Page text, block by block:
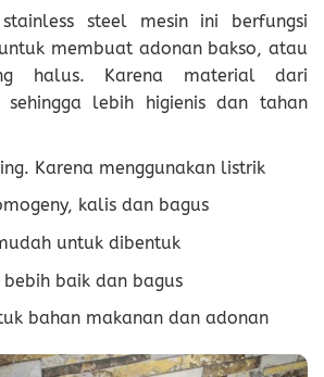
steel mesin ini berfungsi
membuat adonan bakso, atau
halus. Karena material dari
sehingga lebih higienis dan tahan
Karena menggunakan listrik
kalis dan bagus
untuk dibentuk
baik dan bagus
bahan makanan dan adonan